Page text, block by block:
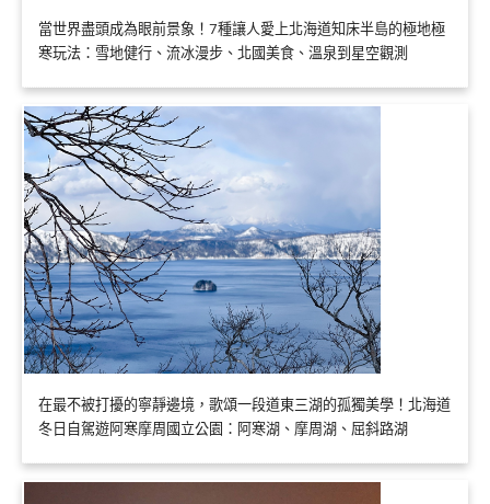
當世界盡頭成為眼前景象！7種讓人愛上北海道知床半島的極地極
寒玩法：雪地健行、流冰漫步、北國美食、溫泉到星空觀測
在最不被打擾的寧靜邊境，歌頌一段道東三湖的孤獨美學！北海道
冬日自駕遊阿寒摩周國立公園：阿寒湖、摩周湖、屈斜路湖